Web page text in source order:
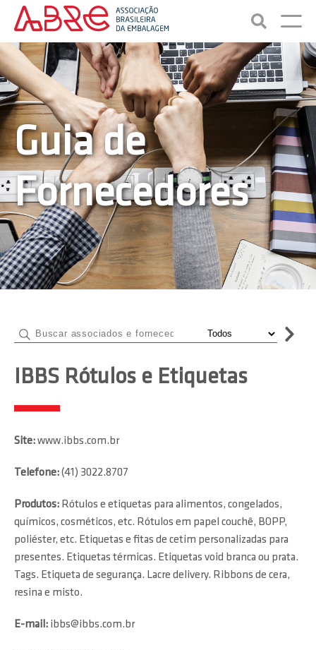
Guia de
Fornecedores
IBBS Rótulos e Etiquetas
Site:www.ibbs.com.br
Telefone:(41) 3022.8707
Produtos: Rótulos e etiquetas para alimentos, congelados,
químicos, cosméticos, etc. Rótulos em papel couchê, BOPP,
poliéster, etc. Etiquetas e fitas de cetim personalizadas para
presentes. Etiquetas térmicas. Etiquetas void branca ou prata.
Tags. Etiqueta de segurança. Lacre delivery. Ribbons de cera,
resina e misto.
E-mail: ibbs@ibbs.com.br